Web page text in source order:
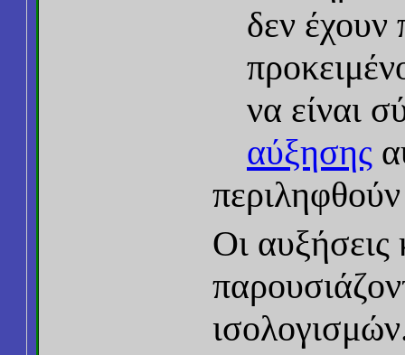
δεν έχουν
να είναι
αύξησης
Οι αυξήσεις